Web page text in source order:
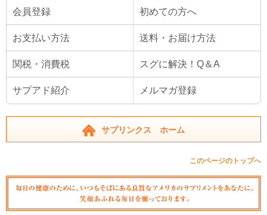
会員登録 初めての方へ
お支払い方法 送料・お届け方法
関税・消費税 スグに解決！Q＆A
サプアド紹介 メルマガ登録
サプリンクス ホーム
このページのトップへ